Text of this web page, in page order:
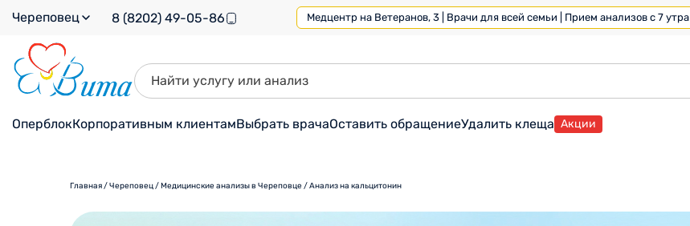
Череповец 8 (8202) 49-05-86 Медцентр на Ветеранов, 3 | Врачи для всей семьи | Прием анализов с 7 утра
ОперблокКорпоративным клиентамВыбрать врачаОставить обращениеУдалить клеща Акции
Главная/Череповец/Медицинские анализы в Череповце /Анализ на кальцитонин